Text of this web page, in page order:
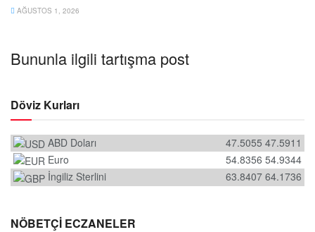
AĞUSTOS 1, 2026
Bununla ilgili tartışma post
Döviz Kurları
ABD Doları 47.5911
47.5055
Euro
54.9344
54.8356
İngiliz Sterlini
64.1736
63.8407
NÖBETÇİ ECZANELER